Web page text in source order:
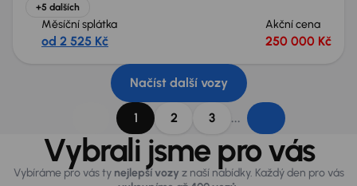
+5 dalších
Měsíční splátka
od 2 525 Kč
Akční cena
250 000 Kč
Načíst další vozy
1 2 3 ...
Vybrali jsme pro vás
Vybíráme pro vás ty nejlepší vozy z naší nabídky. Každý den pro vás